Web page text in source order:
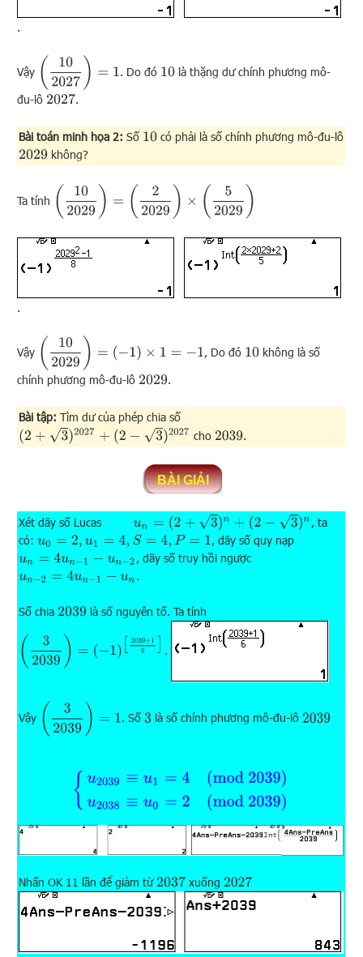
.
Vậy
(10 2027 )=
. Do đó 10là thặng dư chính phương mô-
đu-lô 2027 .
Bài toán minh họa 2: Số 10có phải là số chính phương mô-đu-lô
2029 không?
Ta tính
(10 2029 )= 2029 ×( 2029
.
Vậy
(10 2029 )= × =
, Do đó 10 không là số
chính phương mô-đu-lô 2029 .
Bài tập: Tìm dư của phép chia số
(2+3) 2027+(2−3) 2027 cho 2039 .
Xét dãy số Lucas 2+ )n+(2−3 n
, ta
có:u0 =2, u1=4, S=4,P =1
, dãy số quy nạp
un=4u n−1−u n− 2
, dãy số truy hồi ngược
un−2 =4un−1−u n .
Số chia 2039 là số nguyên tố. Ta tính
(3 2039 =( 2039 + 16]
.
Vậy
(3 2039 =1
. Số 3là số chính phương mô-đu-lô 2039
{u 2039≡ u1 =4 mod 2039)u2038≡u0=
Nhấn OK 11 lần để giảm từ 2037 xuống 2027